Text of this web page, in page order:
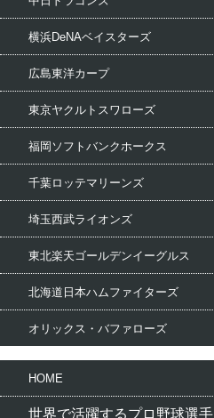
横浜DeNAベイスターズ
広島東洋カープ
東京ヤクルトスワローズ
福岡ソフトバンクホークス
千葉ロッテマリーンズ
埼玉西武ライオンズ
東北楽天ゴールデンイーグルス
北海道日本ハムファイターズ
オリックス・バファローズ
HOME
世界で活躍するプロ野球選手